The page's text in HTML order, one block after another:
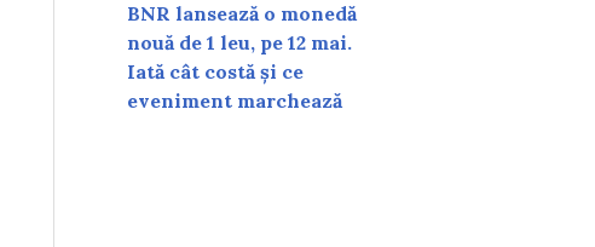
BNR lansează o monedă
nouă de 1 leu, pe 12 mai.
Iată cât costă și ce
eveniment marchează